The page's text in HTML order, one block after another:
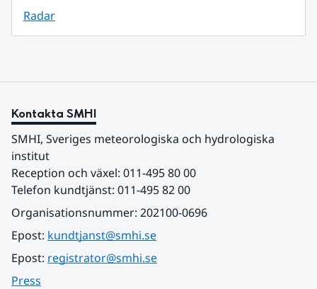
Radar
Kontakta SMHI
SMHI, Sveriges meteorologiska och hydrologiska
institut
Reception och växel: 011-495 80 00
Telefon kundtjänst: 011-495 82 00
Organisationsnummer: 202100-0696
Epost: kundtjanst@smhi.se
Epost: registrator@smhi.se
Press